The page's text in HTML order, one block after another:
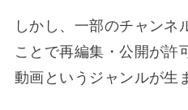
しかし、一部のチャンネ
ことで再編集・公開が許
動画というジャンルが生